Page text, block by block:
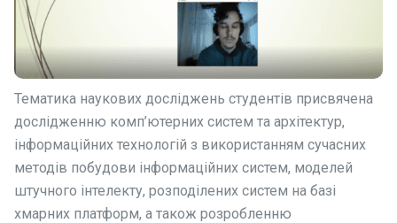
Тематика наукових досліджень студентів присвячена
дослідженню комп’ютерних систем та архітектур,
інформаційних технологій з використанням сучасних
методів побудови інформаційних систем, моделей
штучного інтелекту, розподілених систем на базі
хмарних платформ, а також розробленню